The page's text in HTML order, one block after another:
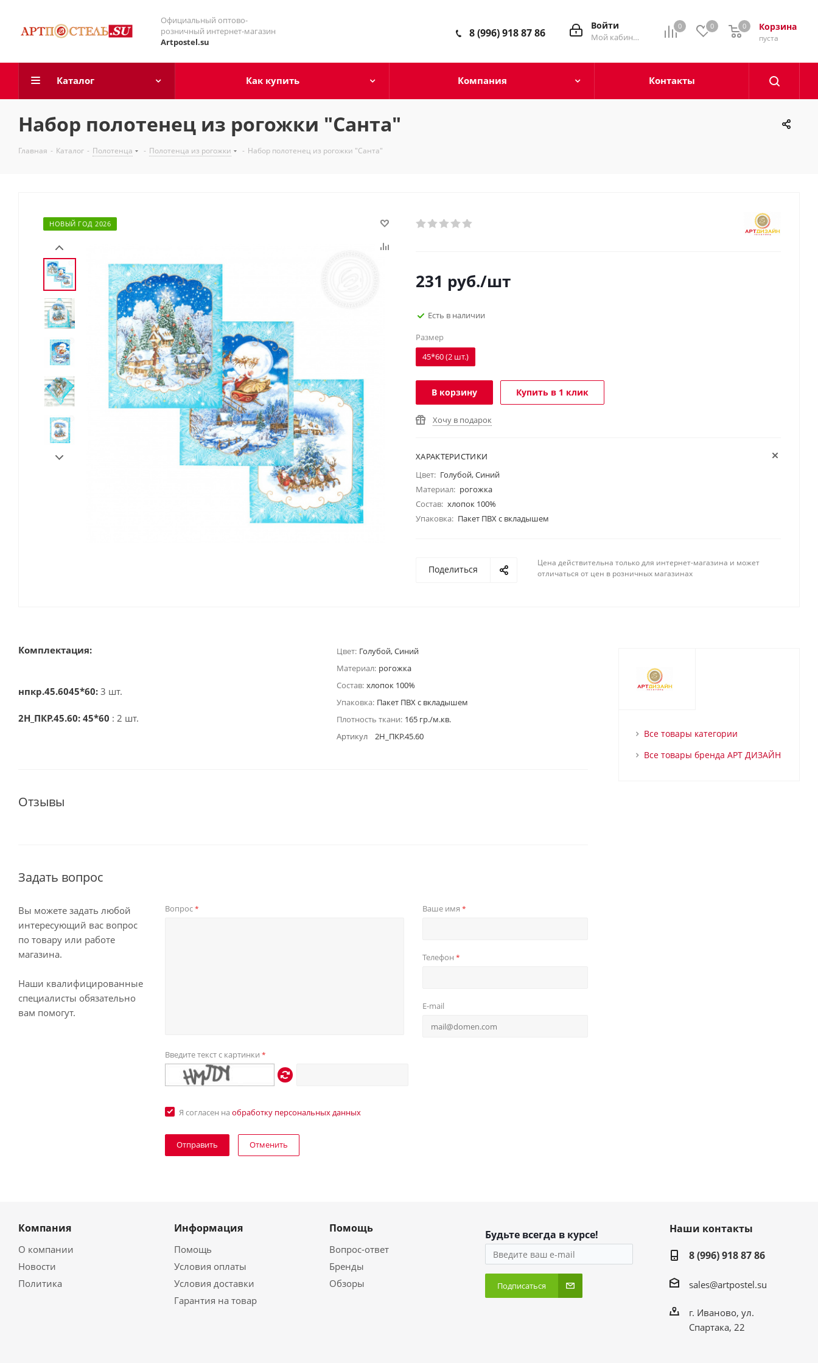
Официальный оптово-
розничный интернет-магазин
Artpostel.su
0 0 Корзина
0
пуста
0
Войти
Мой кабинет
8 (996) 918 87 86
Каталог Как купить Компания Контакты
Набор полотенец из рогожки "Санта"
Главная - Каталог - Полотенца - Полотенца из рогожки - Набор полотенец из рогожки "Санта"
НОВЫЙ ГОД 2026
231 руб./шт
Есть в наличии
Размер
45*60 (2 шт.)
В корзину Купить в 1 клик
Хочу в подарок
ХАРАКТЕРИСТИКИ
Цвет: Голубой, Синий
Материал: рогожка
Состав: хлопок 100%
Упаковка: Пакет ПВХ с вкладышем
Поделиться
Цена действительна только для интернет-магазина и может
отличаться от цен в розничных магазинах
Комплектация:
нпкр.45.6045*60: 3 шт.
2Н_ПКР.45.60: 45*60 : 2 шт.
Цвет: Голубой, Синий
Материал: рогожка
Состав: хлопок 100%
Упаковка: Пакет ПВХ с вкладышем
Плотность ткани: 165 гр./м.кв.
Артикул
2Н_ПКР.45.60
Отзывы
Задать вопрос
Вы можете задать любой
интересующий вас вопрос
по товару или работе
магазина.
Наши квалифицированные
специалисты обязательно
вам помогут.
Вопрос* Ваше имя *
Телефон *
E-mail
Введите текст с картинки*
Я согласен наобработку персональных данных
Отменить
Все товары категории
Все товары бренда АРТ ДИЗАЙН
Компания
О компании
Новости
Политика
Информация
Помощь
Условия оплаты
Условия доставки
Гарантия на товар
Помощь
Вопрос-ответ
Бренды
Обзоры
Будьте всегда в курсе!
Подписаться
Наши контакты
8 (996) 918 87 86
sales@artpostel.su
г. Иваново, ул.
Спартака, 22